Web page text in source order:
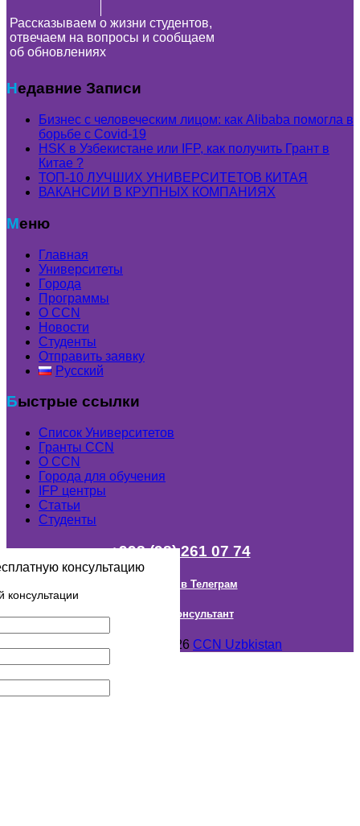
Рассказываем о жизни студентов,
отвечаем на вопросы и сообщаем
об обновлениях
Недавние Записи
Бизнес с человеческим лицом: как Alibaba помогла в
борьбе с Covid-19
HSK в Узбекистане или IFP, как получить Грант в
Китае ?
ТОП-10 ЛУЧШИХ УНИВЕРСИТЕТОВ КИТАЯ
ВАКАНСИИ В КРУПНЫХ КОМПАНИЯХ
Меню
Главная
Университеты
Города
Программы
О CCN
Новости
Студенты
Отправить заявку
Русский
Быстрые ссылки
Список Университетов
Гранты ССN
О ССN
Города для обучения
IFP центры
Статьи
Студенты
+998 (98) 261 07 74
Наш канал в Телеграм
Онлайн Консультант
Авторское право © 2018- 2026 CCN Uzbkistan
консультацию
консультации